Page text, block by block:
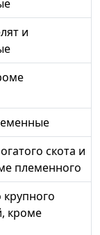
и
скота и
племенного
кроме